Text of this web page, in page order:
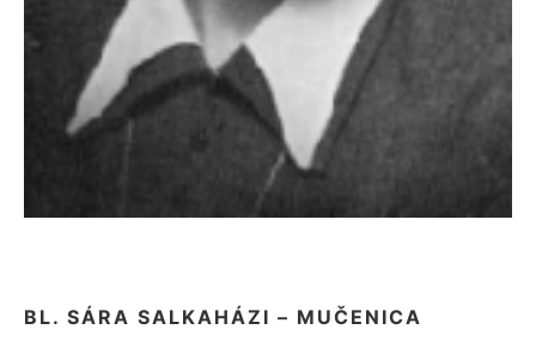
BL. SÁRA SALKAHÁZI – MUČENICA